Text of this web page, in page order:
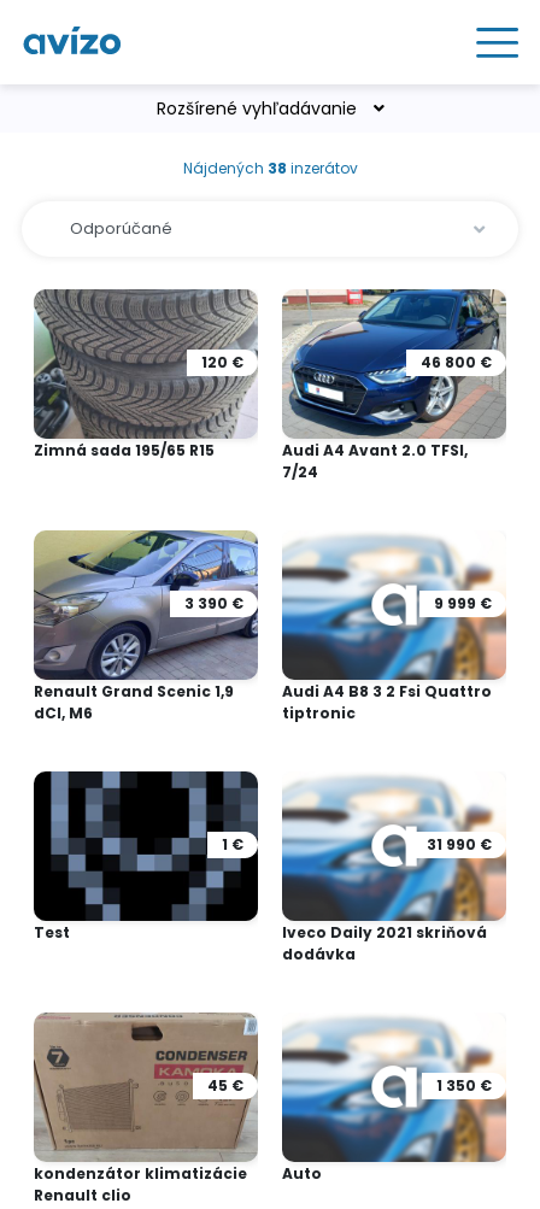
Rozšírené vyhľadávanie
Nájdených 38 inzerátov
120 €
Zimná sada 195/65 R15
46 800 €
Audi A4 Avant 2.0 TFSI,
7/24
3 390 €
Renault Grand Scenic 1,9
dCI, M6
9 999 €
Audi A4 B8 3 2 Fsi Quattro
tiptronic
1 €
Test
31 990 €
Iveco Daily 2021 skriňová
dodávka
45 €
kondenzátor klimatizácie
Renault clio
1 350 €
Auto